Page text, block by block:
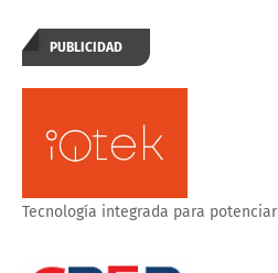
PUBLICIDAD
Tecnología integrada para